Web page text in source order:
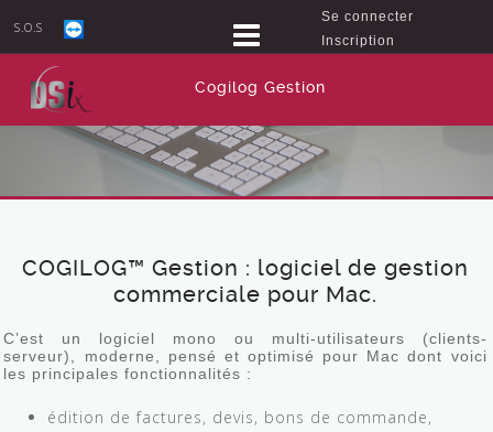
S.O.S
Se connecter
Inscription
Cogilog Gestion
COGILOG™ Gestion : logiciel de gestion
commerciale pour Mac.
C’est un logiciel mono ou multi-utilisateurs (clients-
serveur), moderne, pensé et optimisé pour Mac dont voici
les principales fonctionnalités :
édition de factures, devis, bons de commande,